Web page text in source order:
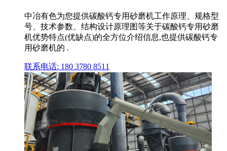
中冶有色为您提供碳酸钙专用砂磨机工作原理、规格型
号、技术参数、结构设计原理图等关于碳酸钙专用砂磨
机优势特点(优缺点)的全方位介绍信息,也提供碳酸钙专
用砂磨机的 .
联系电话: 180 3780 8511